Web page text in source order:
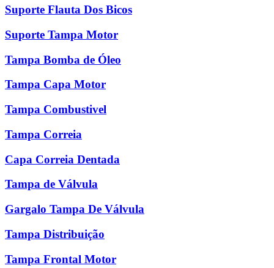
Suporte Flauta Dos Bicos
Suporte Tampa Motor
Tampa Bomba de Óleo
Tampa Capa Motor
Tampa Combustivel
Tampa Correia
Capa Correia Dentada
Tampa de Válvula
Gargalo Tampa De Válvula
Tampa Distribuição
Tampa Frontal Motor